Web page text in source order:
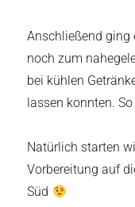
Anschließend ging
noch zum
bei kühlen
lassen konnten.
Natürlich starten
Vorbereitung auf
Süd